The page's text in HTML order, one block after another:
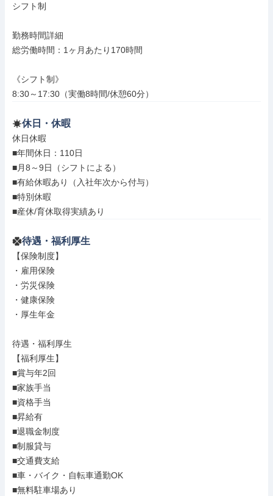
シフト制
勤務時間詳細
総労働時間：1ヶ月あたり170時間
《シフト制》
8:30～17:30（実働8時間/休憩60分）
休日・休暇
休日休暇
■年間休日：110日
■月8～9日（シフトによる）
■有給休暇あり（入社年次から付与）
■特別休暇
■産休/育休取得実績あり
待遇・福利厚生
【保険制度】
・雇用保険
・労災保険
・健康保険
・厚生年金
待遇・福利厚生
【福利厚生】
■賞与年2回
■家族手当
■資格手当
■昇給有
■退職金制度
■制服貸与
■交通費支給
■車・バイク・自転車通勤OK
■無料駐車場あり